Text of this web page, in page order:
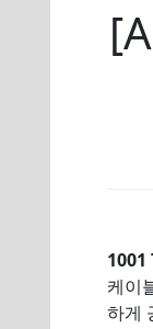
1001
케이
하게